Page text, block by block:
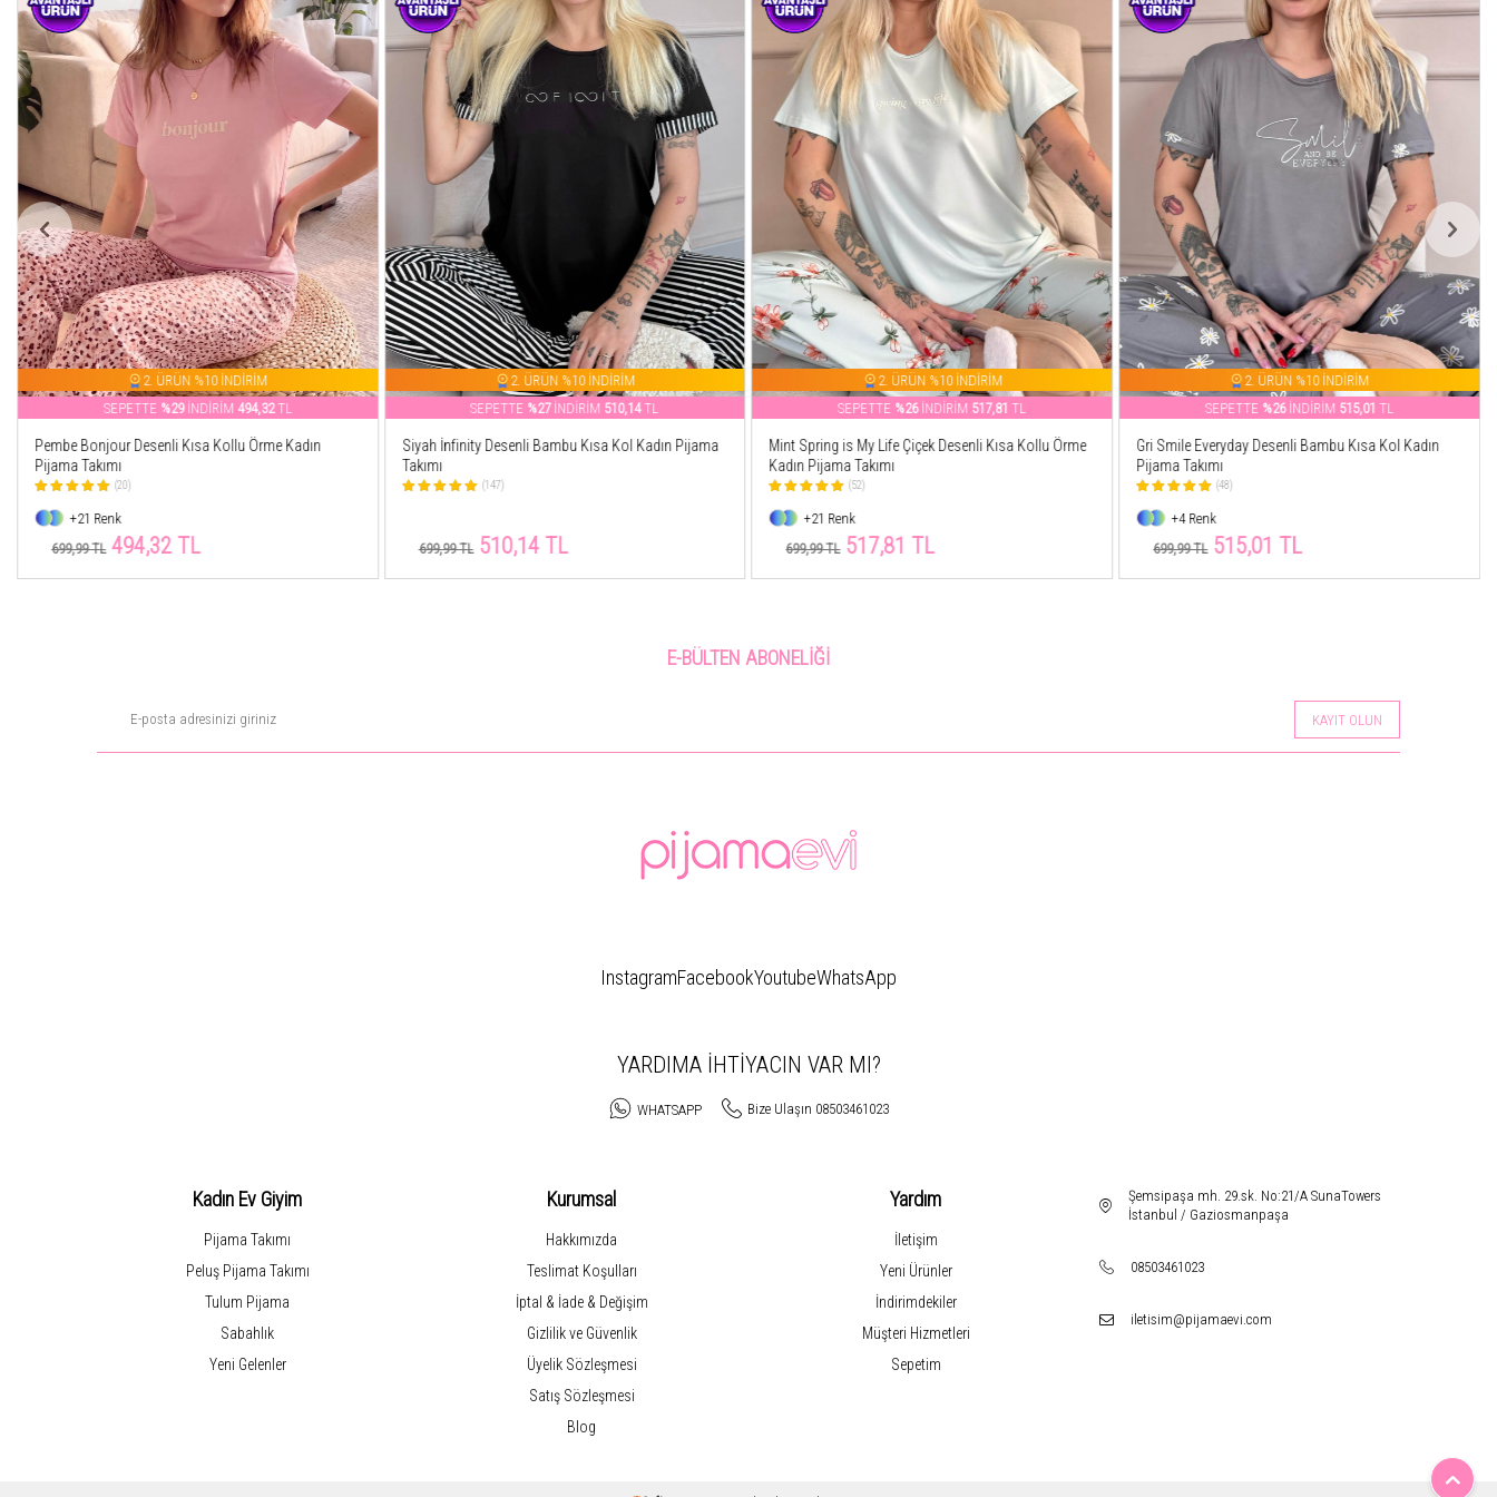
2. ÜRÜN %10 İNDİRİM
SEPETTE %27İNDİRİM 510,14TL
Siyah İnfinity Desenli Bambu Kısa Kol Kadın Pijama
Takımı
(147)
699,99 TL 510,14 TL
2. ÜRÜN %10 İNDİRİM
SEPETTE %26İNDİRİM 517,81TL
Mint Spring is My Life Çiçek Desenli Kısa Kollu Örme
Kadın Pijama Takımı
(52)
699,99 TL 517,81 TL
2. ÜRÜN %10 İNDİRİM
SEPETTE %26İNDİRİM 515,01 TL
Gri Smile Everyday Desenli Bambu Kısa Kol Kadın
Pijama Takımı
(48)
+4 Renk
699,99 TL 515,01 TL
2. ÜRÜN %10 İNDİRİM
SEPETTE %32İNDİRİM 443,51 TL
Kahve Leopar Baskılı Dantelli İp Askılı Örme Kadın
Pijama Takımı
(854)
+12 Renk
649,99 TL 443,51 TL
E-BÜLTEN ABONELIĞI
KAYIT OLUN
InstagramFacebookYoutubeWhatsApp
YARDIMA İHTİYACIN VAR MI?
WHATSAPP Bize Ulaşın 08503461023
Kadın Ev Giyim
Pijama Takımı
Peluş Pijama Takımı
Tulum Pijama
Sabahlık
Yeni Gelenler
Kurumsal
Hakkımızda
Teslimat Koşulları
İptal & İade & Değişim
Gizlilik ve Güvenlik
Üyelik Sözleşmesi
Satış Sözleşmesi
Blog
Yardım
İletişim
Yeni Ürünler
İndirimdekiler
Müşteri Hizmetleri
Sepetim
Şemsipaşa mh. 29.sk. No:21/A SunaTowers
İstanbul / Gaziosmanpaşa
08503461023
iletisim@pijamaevi.com